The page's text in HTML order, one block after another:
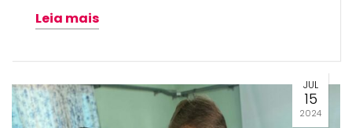
Leia mais
JUL
15
2024